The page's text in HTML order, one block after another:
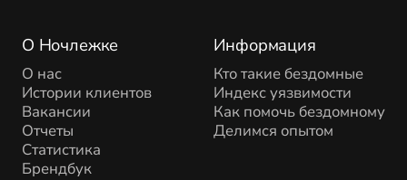
О Ночлежке
О нас
Истории клиентов
Вакансии
Отчеты
Статистика
Брендбук
Информация
Кто такие бездомные
Индекс уязвимости
Как помочь бездомному
Делимся опытом